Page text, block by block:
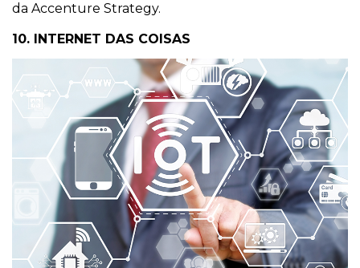
da Accenture Strategy.
10. INTERNET DAS COISAS